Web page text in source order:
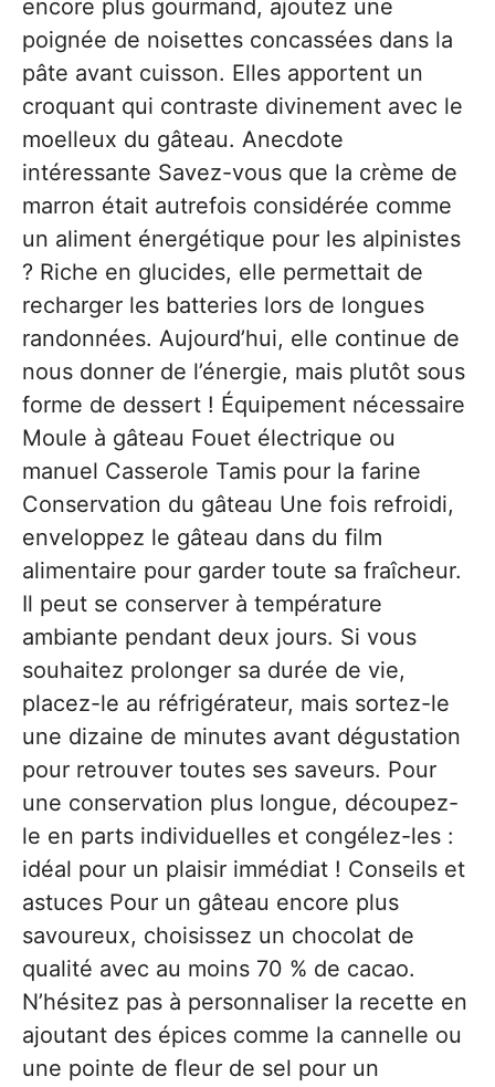
encore plus gourmand, ajoutez une
poignée de noisettes concassées dans la
pâte avant cuisson. Elles apportent un
croquant qui contraste divinement avec le
moelleux du gâteau. Anecdote
intéressante Savez-vous que la crème de
marron était autrefois considérée comme
un aliment énergétique pour les alpinistes
? Riche en glucides, elle permettait de
recharger les batteries lors de longues
randonnées. Aujourd’hui, elle continue de
nous donner de l’énergie, mais plutôt sous
forme de dessert ! Équipement nécessaire
Moule à gâteau Fouet électrique ou
manuel Casserole Tamis pour la farine
Conservation du gâteau Une fois refroidi,
enveloppez le gâteau dans du film
alimentaire pour garder toute sa fraîcheur.
Il peut se conserver à température
ambiante pendant deux jours. Si vous
souhaitez prolonger sa durée de vie,
placez-le au réfrigérateur, mais sortez-le
une dizaine de minutes avant dégustation
pour retrouver toutes ses saveurs. Pour
une conservation plus longue, découpez-
le en parts individuelles et congélez-les :
idéal pour un plaisir immédiat ! Conseils et
astuces Pour un gâteau encore plus
savoureux, choisissez un chocolat de
qualité avec au moins 70 % de cacao.
N’hésitez pas à personnaliser la recette en
ajoutant des épices comme la cannelle ou
une pointe de fleur de sel pour un